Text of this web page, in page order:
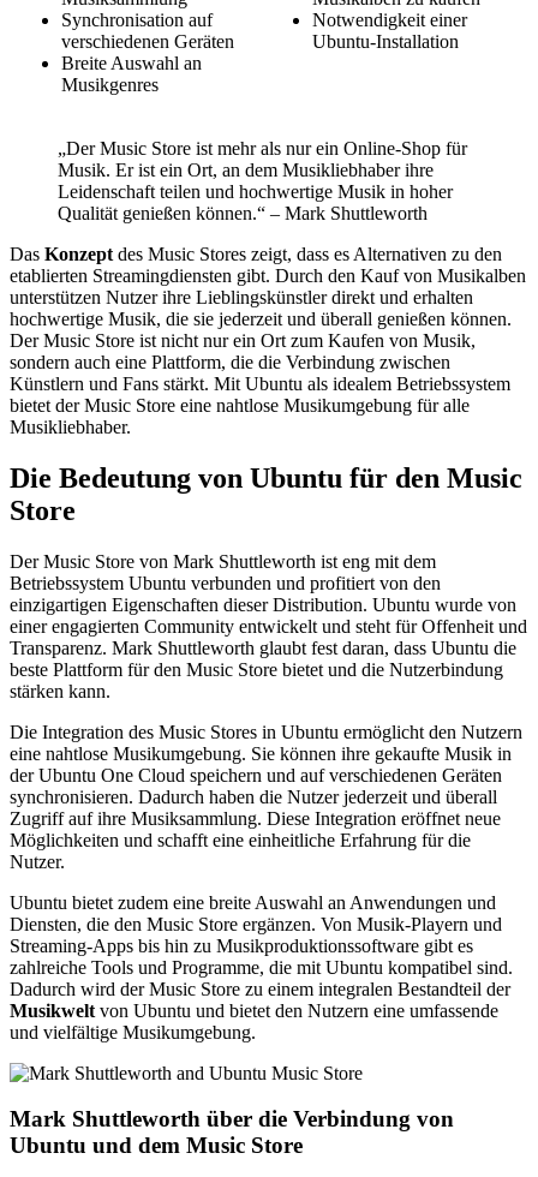
Synchronisation auf
verschiedenen Geräten
Breite Auswahl an
Musikgenres
Notwendigkeit einer
Ubuntu-Installation
„Der Music Store ist mehr als nur ein Online-Shop für
Musik. Er ist ein Ort, an dem Musikliebhaber ihre
Leidenschaft teilen und hochwertige Musik in hoher
Qualität genießen können.“ – Mark Shuttleworth
Das Konzept des Music Stores zeigt, dass es Alternativen zu den
etablierten Streamingdiensten gibt. Durch den Kauf von Musikalben
unterstützen Nutzer ihre Lieblingskünstler direkt und erhalten
hochwertige Musik, die sie jederzeit und überall genießen können.
Der Music Store ist nicht nur ein Ort zum Kaufen von Musik,
sondern auch eine Plattform, die die Verbindung zwischen
Künstlern und Fans stärkt. Mit Ubuntu als idealem Betriebssystem
bietet der Music Store eine nahtlose Musikumgebung für alle
Musikliebhaber.
Die Bedeutung von Ubuntu für den Music
Store
Der Music Store von Mark Shuttleworth ist eng mit dem
Betriebssystem Ubuntu verbunden und profitiert von den
einzigartigen Eigenschaften dieser Distribution. Ubuntu wurde von
einer engagierten Community entwickelt und steht für Offenheit und
Transparenz. Mark Shuttleworth glaubt fest daran, dass Ubuntu die
beste Plattform für den Music Store bietet und die Nutzerbindung
stärken kann.
Die Integration des Music Stores in Ubuntu ermöglicht den Nutzern
eine nahtlose Musikumgebung. Sie können ihre gekaufte Musik in
der Ubuntu One Cloud speichern und auf verschiedenen Geräten
synchronisieren. Dadurch haben die Nutzer jederzeit und überall
Zugriff auf ihre Musiksammlung. Diese Integration eröffnet neue
Möglichkeiten und schafft eine einheitliche Erfahrung für die
Nutzer.
Ubuntu bietet zudem eine breite Auswahl an Anwendungen und
Diensten, die den Music Store ergänzen. Von Musik-Playern und
Streaming-Apps bis hin zu Musikproduktionssoftware gibt es
zahlreiche Tools und Programme, die mit Ubuntu kompatibel sind.
Dadurch wird der Music Store zu einem integralen Bestandteil der
Musikwelt von Ubuntu und bietet den Nutzern eine umfassende
und vielfältige Musikumgebung.
Mark Shuttleworth über die Verbindung von
Ubuntu und dem Music Store